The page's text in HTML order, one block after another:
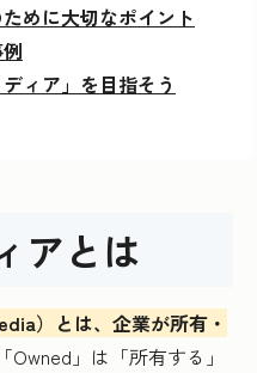
めに大切なポイント
ィア」を目指そう
アとは
）とは、企業が所有・
Owned」は「所有する」